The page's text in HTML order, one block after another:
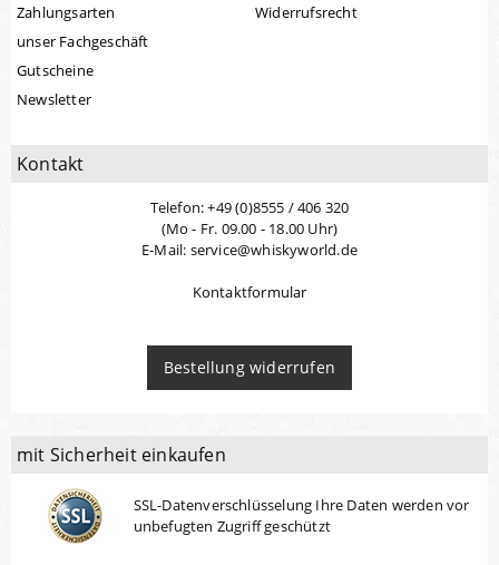
Zahlungsarten
unser Fachgeschäft
Gutscheine
Newsletter
Widerrufsrecht
Kontakt
Telefon: +49 (0)8555 / 406 320
(Mo - Fr. 09.00 - 18.00 Uhr)
E-Mail: service@whiskyworld.de
Kontaktformular
Bestellung widerrufen
mit Sicherheit einkaufen
SSL-Datenverschlüsselung Ihre Daten werden vor
unbefugten Zugriff geschützt